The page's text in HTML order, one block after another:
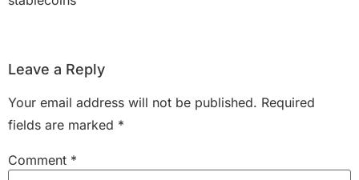
Leave a Reply
Your email address will not be published. Required
fields are marked *
Comment *